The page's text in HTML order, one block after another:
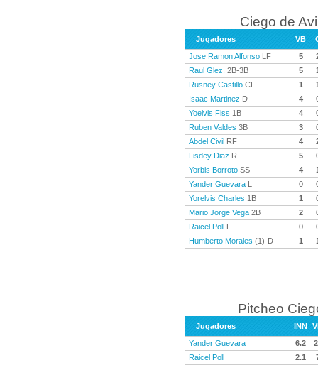
Ciego de
Jugadores VB
Jose Ramon Alfonso LF 5
Raul Glez. 2B-3B 5
Rusney Castillo CF 1
Isaac Martinez D 4
Yoelvis Fiss 1B 4
Ruben Valdes 3B 3
Abdel Civil RF 4
Lisdey Diaz R 5
Yorbis Borroto SS 4
Yander Guevara L 0
Yorelvis Charles 1B 1
Mario Jorge Vega 2B 2
Raicel Poll L 0
Humberto Morales (1)-D 1
Pitcheo
Jugadores INN
Yander Guevara
6.2
Raicel Poll
2.1